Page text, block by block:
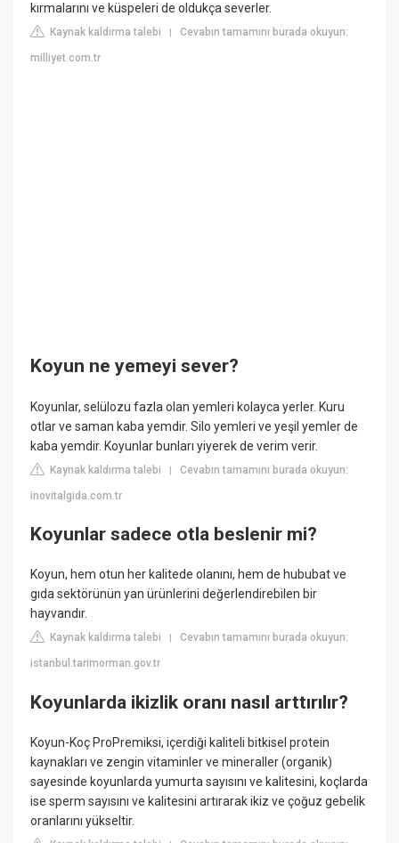
kırmalarını ve küspeleri de oldukça severler.
Kaynak kaldırma talebi |Cevabın tamamını burada okuyun:
milliyet.com.tr
Koyun ne yemeyi sever?
Koyunlar, selülozu fazla olan yemleri kolayca yerler. Kuru
otlar ve saman kaba yemdir. Silo yemleri ve yeşil yemler de
kaba yemdir. Koyunlar bunları yiyerek de verim verir.
Kaynak kaldırma talebi |Cevabın tamamını burada okuyun:
inovitalgida.com.tr
Koyunlar sadece otla beslenir mi?
Koyun, hem otun her kalitede olanını, hem de hububat ve
gıda sektörünün yan ürünlerini değerlendirebilen bir
hayvandır.
Kaynak kaldırma talebi |Cevabın tamamını burada okuyun:
istanbul.tarimorman.gov.tr
Koyunlarda ikizlik oranı nasıl arttırılır?
Koyun-Koç ProPremiksi, içerdiği kaliteli bitkisel protein
kaynakları ve zengin vitaminler ve mineraller (organik)
sayesinde koyunlarda yumurta sayısını ve kalitesini, koçlarda
ise sperm sayısını ve kalitesini artırarak ikiz ve çoğuz gebelik
oranlarını yükseltir.